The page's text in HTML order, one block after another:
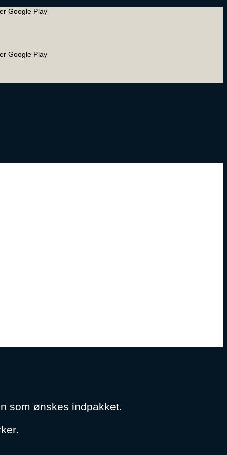
Google Play
Google Play
som ønskes indpakket.